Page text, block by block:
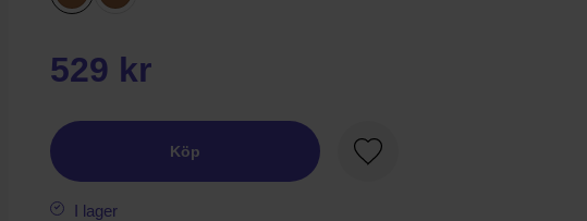
529 kr
Köp
Favorit
I lager